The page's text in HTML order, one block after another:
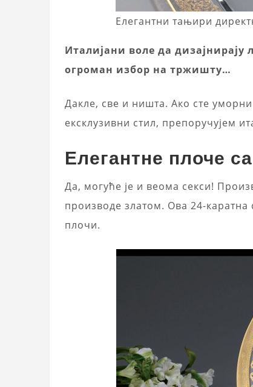
Елегантни тањири
Италијани воле да
огроман избор на тржишту…
Дакле, све и ништа. Ако сте
ексклузивни стил, препоручујем
Елегантне плоче
Да, могуће је и веома секси!
производе златом. Ова 24-каратна
плочи.